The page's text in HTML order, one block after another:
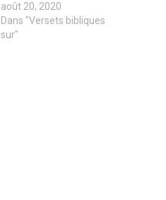
août 20, 2020
Dans "Versets bibliques
sur"